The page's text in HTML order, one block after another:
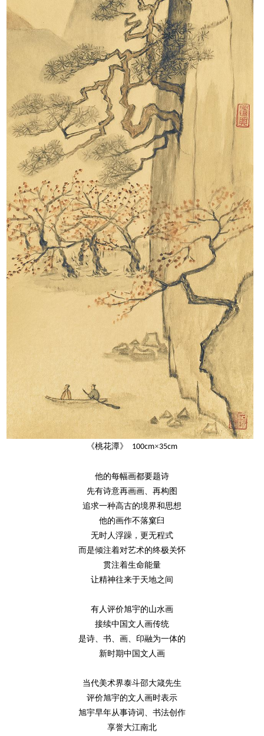
《桃花潭》 100cm×35cm
他的每幅画都要题诗
先有诗意再画画、再构图
追求一种高古的境界和思想
他的画作不落窠臼
无时人浮躁，更无程式
而是倾注着对艺术的终极关怀
贯注着生命能量
让精神往来于天地之间
有人评价旭宇的山水画
接续中国文人画传统
是诗、书、画、印融为一体的
新时期中国文人画
当代美术界泰斗邵大箴先生
评价旭宇的文人画时表示
旭宇早年从事诗词、书法创作
享誉大江南北